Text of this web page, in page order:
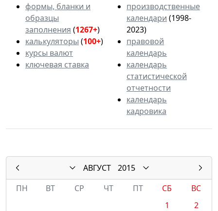
формы, бланки и
образцы
заполнения (1267+)
калькуляторы (100+)
курсы валют
ключевая ставка
производственные
календари (1998-
2023)
правовой
календарь
календарь
статистической
отчетности
календарь
кадровика
АВГУСТ
2015
ПН
ВТ СР ЧТ ПТ СБ
ВС
1
2